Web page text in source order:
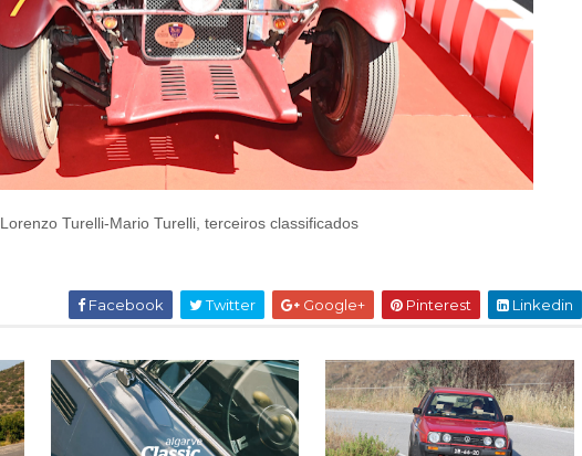
Lorenzo Turelli-Mario Turelli, terceiros classificados
Facebook Twitter Google+ Pinterest Linkedin